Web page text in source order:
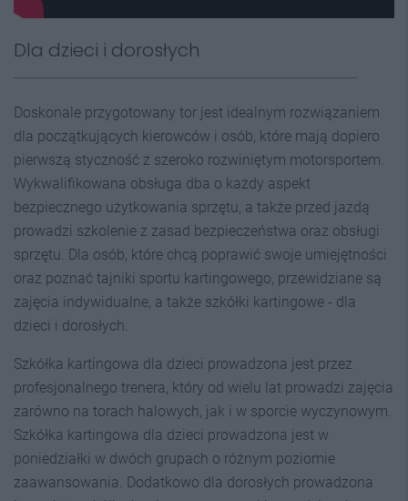
Dla dzieci i dorosłych
Doskonale przygotowany tor jest idealnym rozwiązaniem
dla początkujących kierowców i osób, które mają dopiero
pierwszą styczność z szeroko rozwiniętym motorsportem.
Wykwalifikowana obsługa dba o każdy aspekt
bezpiecznego użytkowania sprzętu, a także przed jazdą
prowadzi szkolenie z zasad bezpieczeństwa oraz obsługi
sprzętu. Dla osób, które chcą poprawić swoje umiejętności
oraz poznać tajniki sportu kartingowego, przewidziane są
zajęcia indywidualne, a także szkółki kartingowe - dla
dzieci i dorosłych.
Szkółka kartingowa dla dzieci prowadzona jest przez
profesjonalnego trenera, który od wielu lat prowadzi zajęcia
zarówno na torach halowych, jak i w sporcie wyczynowym.
Szkółka kartingowa dla dzieci prowadzona jest w
poniedziałki w dwóch grupach o różnym poziomie
zaawansowania. Dodatkowo dla dorosłych prowadzona